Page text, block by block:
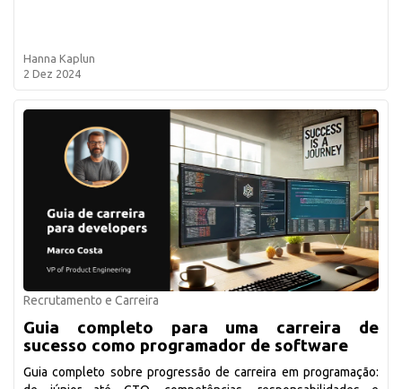
Hanna Kaplun
2 Dez 2024
Recrutamento e Carreira
Guia completo para uma carreira de
sucesso como programador de software
Guia completo sobre progressão de carreira em programação: